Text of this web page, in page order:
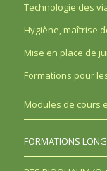
Technologie des
Hygiène, maîtrise
Mise en place de
Formations pour
Modules de cours
FORMATIONS